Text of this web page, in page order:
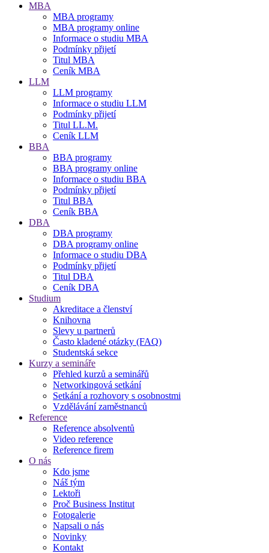
MBA
MBA programy
MBA programy online
Informace o studiu MBA
Podmínky přijetí
Titul MBA
Ceník MBA
LLM
LLM programy
Informace o studiu LLM
Podmínky přijetí
Titul LL.M.
Ceník LLM
BBA
BBA programy
BBA programy online
Informace o studiu BBA
Podmínky přijetí
Titul BBA
Ceník BBA
DBA
DBA programy
DBA programy online
Informace o studiu DBA
Podmínky přijetí
Titul DBA
Ceník DBA
Studium
Akreditace a členství
Knihovna
Slevy u partnerů
Často kladené otázky (FAQ)
Studentská sekce
Kurzy a semináře
Přehled kurzů a seminářů
Networkingová setkání
Setkání a rozhovory s osobnostmi
Vzdělávání zaměstnanců
Reference
Reference absolventů
Video reference
Reference firem
O nás
Kdo jsme
Náš tým
Lektoři
Proč Business Institut
Fotogalerie
Napsali o nás
Novinky
Kontakt